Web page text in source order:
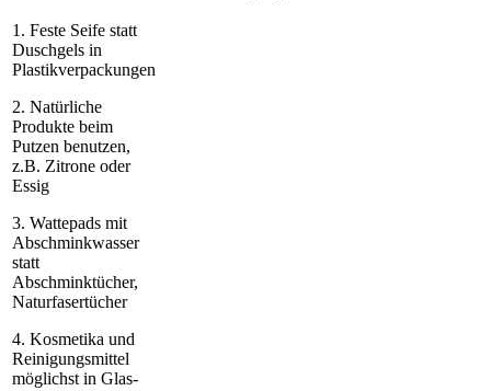
1. Feste Seife statt
Duschgels in
Plastikverpackungen
2. Natürliche
Produkte beim
Putzen benutzen,
z.B. Zitrone oder
Essig
3. Wattepads mit
Abschminkwasser
statt
Abschminktücher,
Naturfasertücher
4. Kosmetika und
Reinigungsmittel
möglichst in Glas-